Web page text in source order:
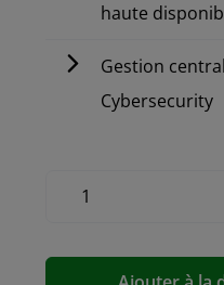
haute
Gestion
Cybersecurity